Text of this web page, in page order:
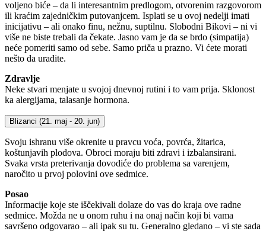
voljeno biće – da li interesantnim predlogom, otvorenim razgovorom
ili kraćim zajedničkim putovanjcem. Isplati se u ovoj nedelji imati
inicijativu – ali onako finu, nežnu, suptilnu. Slobodni Bikovi – ni vi
više ne biste trebali da čekate. Jasno vam je da se brdo (simpatija)
neće pomeriti samo od sebe. Samo priča u prazno. Vi ćete morati
nešto da uradite.
Zdravlje
Neke stvari menjate u svojoj dnevnoj rutini i to vam prija. Sklonost
ka alergijama, talasanje hormona.
Blizanci (21. maj - 20. jun)
Svoju ishranu više okrenite u pravcu voća, povrća, žitarica,
koštunjavih plodova. Obroci moraju biti zdravi i izbalansirani.
Svaka vrsta preterivanja dovodiće do problema sa varenjem,
naročito u prvoj polovini ove sedmice.
Posao
Informacije koje ste iščekivali dolaze do vas do kraja ove radne
sedmice. Možda ne u onom ruhu i na onaj način koji bi vama
savršeno odgovarao – ali ipak su tu. Generalno gledano – vi ste sada